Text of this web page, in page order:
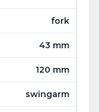
fork
43 mm
120 mm
swingarm